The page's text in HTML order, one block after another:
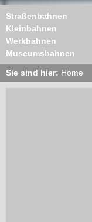
Straßenbahnen
Kleinbahnen
Werkbahnen
Museumsbahnen
Sie sind hier: Home